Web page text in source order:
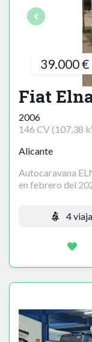
39.000 €
Fiat
2006
146 CV (107,38
Alicante
Autocaravana
en febrero del
4